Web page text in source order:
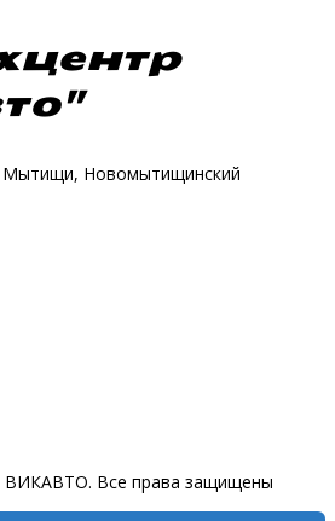
Мытищи, Новомытищинский
Все права защищены